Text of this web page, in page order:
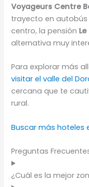
Voyageurs Centre
trayecto en
centro, la pensión
alternativa muy
Para explorar más
visitar el valle del
cercana que te
rural.
Buscar más hoteles
Preguntas
¿Cuál es la mejor